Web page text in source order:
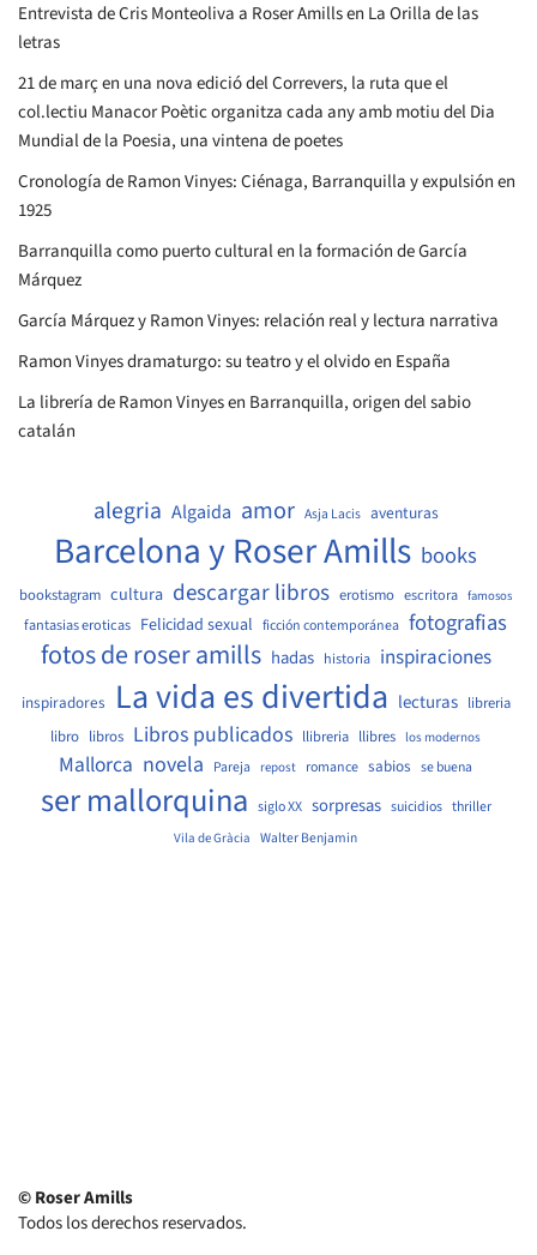
Entrevista de Cris Monteoliva a Roser Amills en La Orilla de las
letras
21 de març en una nova edició del Correvers, la ruta que el
col.lectiu Manacor Poètic organitza cada any amb motiu del Dia
Mundial de la Poesia, una vintena de poetes
Cronología de Ramon Vinyes: Ciénaga, Barranquilla y expulsión en
1925
Barranquilla como puerto cultural en la formación de García
Márquez
García Márquez y Ramon Vinyes: relación real y lectura narrativa
Ramon Vinyes dramaturgo: su teatro y el olvido en España
La librería de Ramon Vinyes en Barranquilla, origen del sabio
catalán
alegria Algaida amor Asja Lacis aventuras
Barcelona y Roser Amills books
bookstagram cultura descargar libros erotismo escritora famosos
fantasias eroticas Felicidad sexual ficción contemporánea fotografias
fotos de roser amills hadas historia inspiraciones
inspiradores La vida es divertida lecturas libreria
libro libros Libros publicados llibreria llibres los modernos
Mallorca novela Pareja repost romance sabios se buena
ser mallorquina siglo XX sorpresas suicidios thriller
Vila de Gràcia Walter Benjamin
© Roser Amills
Todos los derechos reservados.